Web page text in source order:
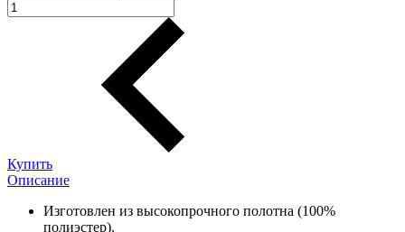
Купить
Описание
Изготовлен из высокопрочного полотна (100%
полиэстер).